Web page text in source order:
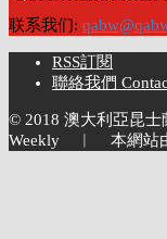
联系我们:
RSS訂閱
聯絡我們
© 2018 澳大利亞昆士
Weekly ︱ 本網站